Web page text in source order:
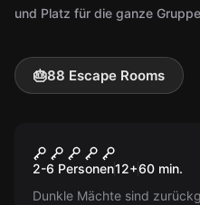
und Platz für die ganze
🎂88 Escape Rooms
Populär
Die
2-6 Personen12+60 min.
Dunkle Mächte sind